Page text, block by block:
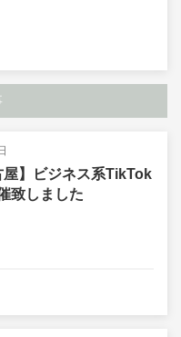
屋】ビジネス系TikTok
致しました